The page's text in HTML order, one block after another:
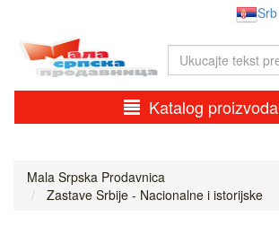
Srb
Katalog proizvoda
Mala Srpska Prodavnica
Zastave Srbije - Nacionalne i istorijske